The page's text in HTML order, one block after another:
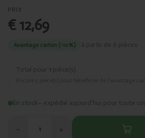
PRIX
€ 12,69
Avantage carton (-10%) à partir de 6 pièces
Total pour 1 pièce(s)
En stock– expédié aujourd’hui pour toute
− 1 +